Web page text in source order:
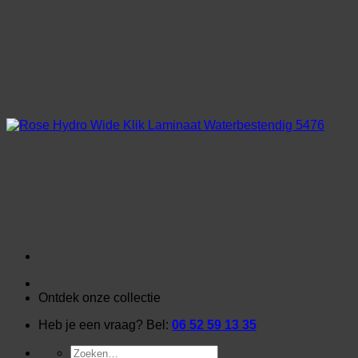
Ontdek onze collectie
Heb je een vraag? Bel: 06 52 59 13 35
Zoeken